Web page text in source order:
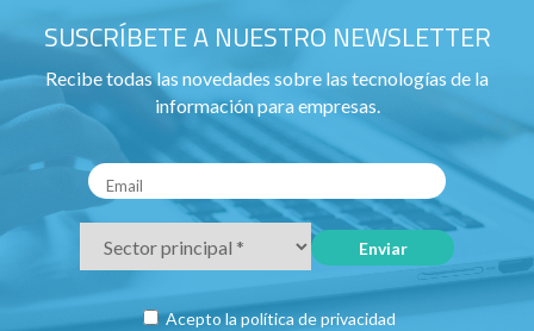
SUSCRÍBETE A NUESTRO NEWSLETTER
Recibe todas las novedades sobre las tecnologías de la
información para empresas.
Acepto lapolítica de privacidad